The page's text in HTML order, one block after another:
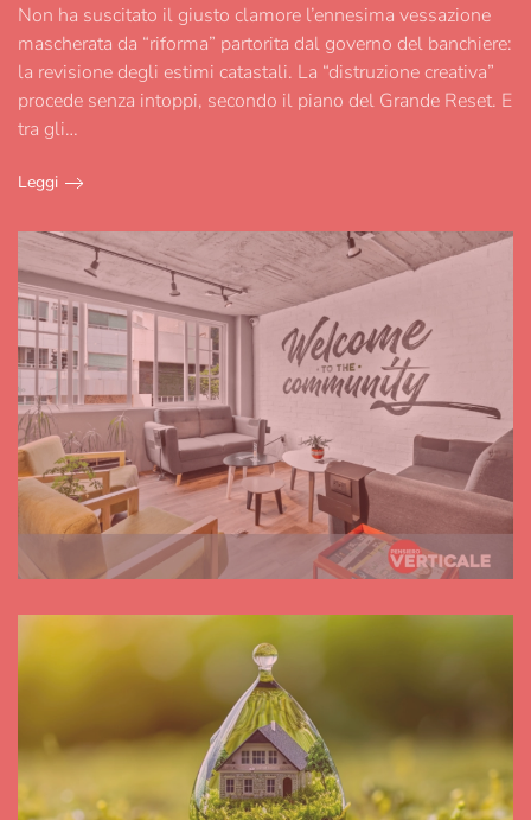
Non ha suscitato il giusto clamore l’ennesima vessazione
mascherata da “riforma” partorita dal governo del banchiere:
la revisione degli estimi catastali. La “distruzione creativa”
procede senza intoppi, secondo il piano del Grande Reset. E
tra gli…
Leggi